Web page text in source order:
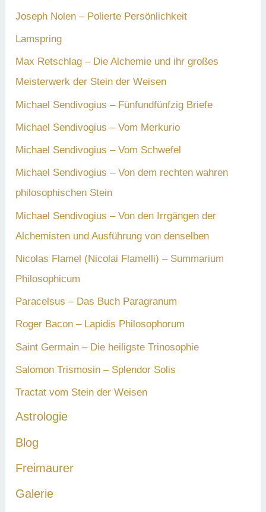
Joseph Nolen – Polierte Persönlichkeit
Lamspring
Max Retschlag – Die Alchemie und ihr großes
Meisterwerk der Stein der Weisen
Michael Sendivogius – Fünfundfünfzig Briefe
Michael Sendivogius – Vom Merkurio
Michael Sendivogius – Vom Schwefel
Michael Sendivogius – Von dem rechten wahren
philosophischen Stein
Michael Sendivogius – Von den Irrgängen der
Alchemisten und Ausführung von denselben
Nicolas Flamel (Nicolai Flamelli) – Summarium
Philosophicum
Paracelsus – Das Buch Paragranum
Roger Bacon – Lapidis Philosophorum
Saint Germain – Die heiligste Trinosophie
Salomon Trismosin – Splendor Solis
Tractat vom Stein der Weisen
Astrologie
Blog
Freimaurer
Galerie